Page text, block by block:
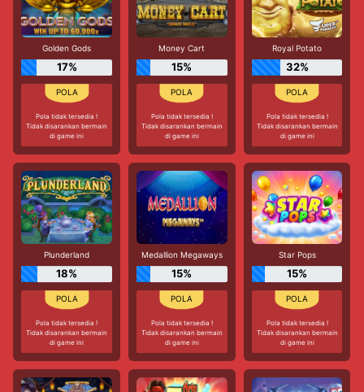
Golden Gods
17%
Pola tidak tersedia !
Tidak disarankan bermain
di game ini
Money Cart
15%
Pola tidak tersedia !
Tidak disarankan bermain
di game ini
Royal Potato
32%
Pola tidak tersedia !
Tidak disarankan bermain
di game ini
Plunderland
18%
Pola tidak tersedia !
Tidak disarankan bermain
di game ini
Medallion Megaways
15%
Pola tidak tersedia !
Tidak disarankan bermain
di game ini
Star Pops
15%
Pola tidak tersedia !
Tidak disarankan bermain
di game ini